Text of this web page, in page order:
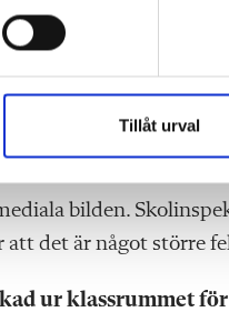
Tillåt urval
på alla områden under
har bra studieresultat,
du på det?
bilden.
det är något större
ur klassrummet